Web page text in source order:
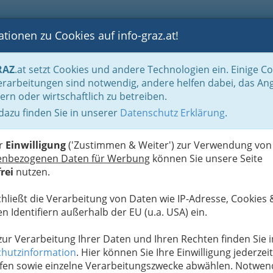
BLOGS FOTOS GASTRONOMIE BRANCHEN
zu Cookies auf info-graz.at!
.at setzt Cookies und andere Technologien ein. Einige
sind notwendig, andere helfen dabei, das
oder wirtschaftlich zu betreiben.
finden Sie in unserer Datenschutz Erklärung.
Einwilligung('Zustimmen & Weiter') zur Verwendung von
Daten für Werbung können Sie unsere Seite
nutzen.
die Verarbeitung von Daten wie IP-Adresse, Cookies
Identifiern außerhalb der EU (u.a. USA) ein.
Verarbeitung Ihrer Daten und Ihren Rechten finden Sie
. Hier können Sie Ihre Einwilligung jederzeit
sowie einzelne Verarbeitungszwecke abwählen.
Kinder & Jugend - Kids & Tweens